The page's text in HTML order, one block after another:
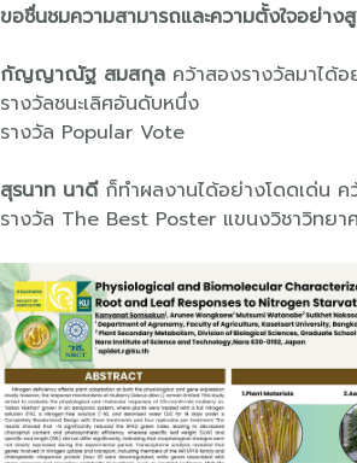
ขอชื่นชมความสามารถและความตั้งใจอย่าง
กัญญาณัฐ สมสกุล คว้าสองรางวัลมาได้
รางวัลชนะเลิศอันดับหนึ่ง
รางวัล Popular Vote
สุรนาท นาดีก็ทำผลงานได้อย่างโดดเด่น ค
รางวัล The Best Poster แขนงวิชาวิทยา